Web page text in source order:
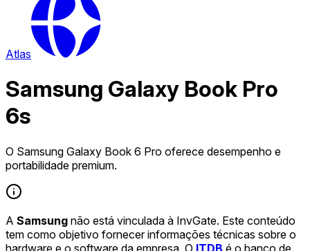
Atlas
Samsung Galaxy Book Pro
6s
O Samsung Galaxy Book 6 Pro oferece desempenho e
portabilidade premium.
A Samsung não está vinculada à InvGate. Este conteúdo
tem como objetivo fornecer informações técnicas sobre o
hardware e o software da empresa. O ITDB é o banco de